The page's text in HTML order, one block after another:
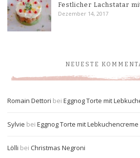
Festlicher Lachstatar
Dezember 14, 2017
NEUESTE
Romain Dettori bei Eggnog Torte mit
Sylvie bei Eggnog Torte mit Lebkuchencreme
Lölli bei Christmas Negroni